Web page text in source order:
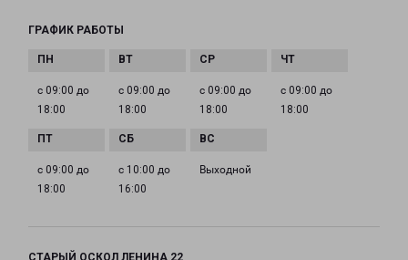
ГРАФИК РАБОТЫ
с 09:00 до
18:00
с 09:00 до
18:00
с 09:00 до
18:00
с 09:00 до
18:00
с 09:00 до
18:00
с 10:00 до
16:00
Выходной